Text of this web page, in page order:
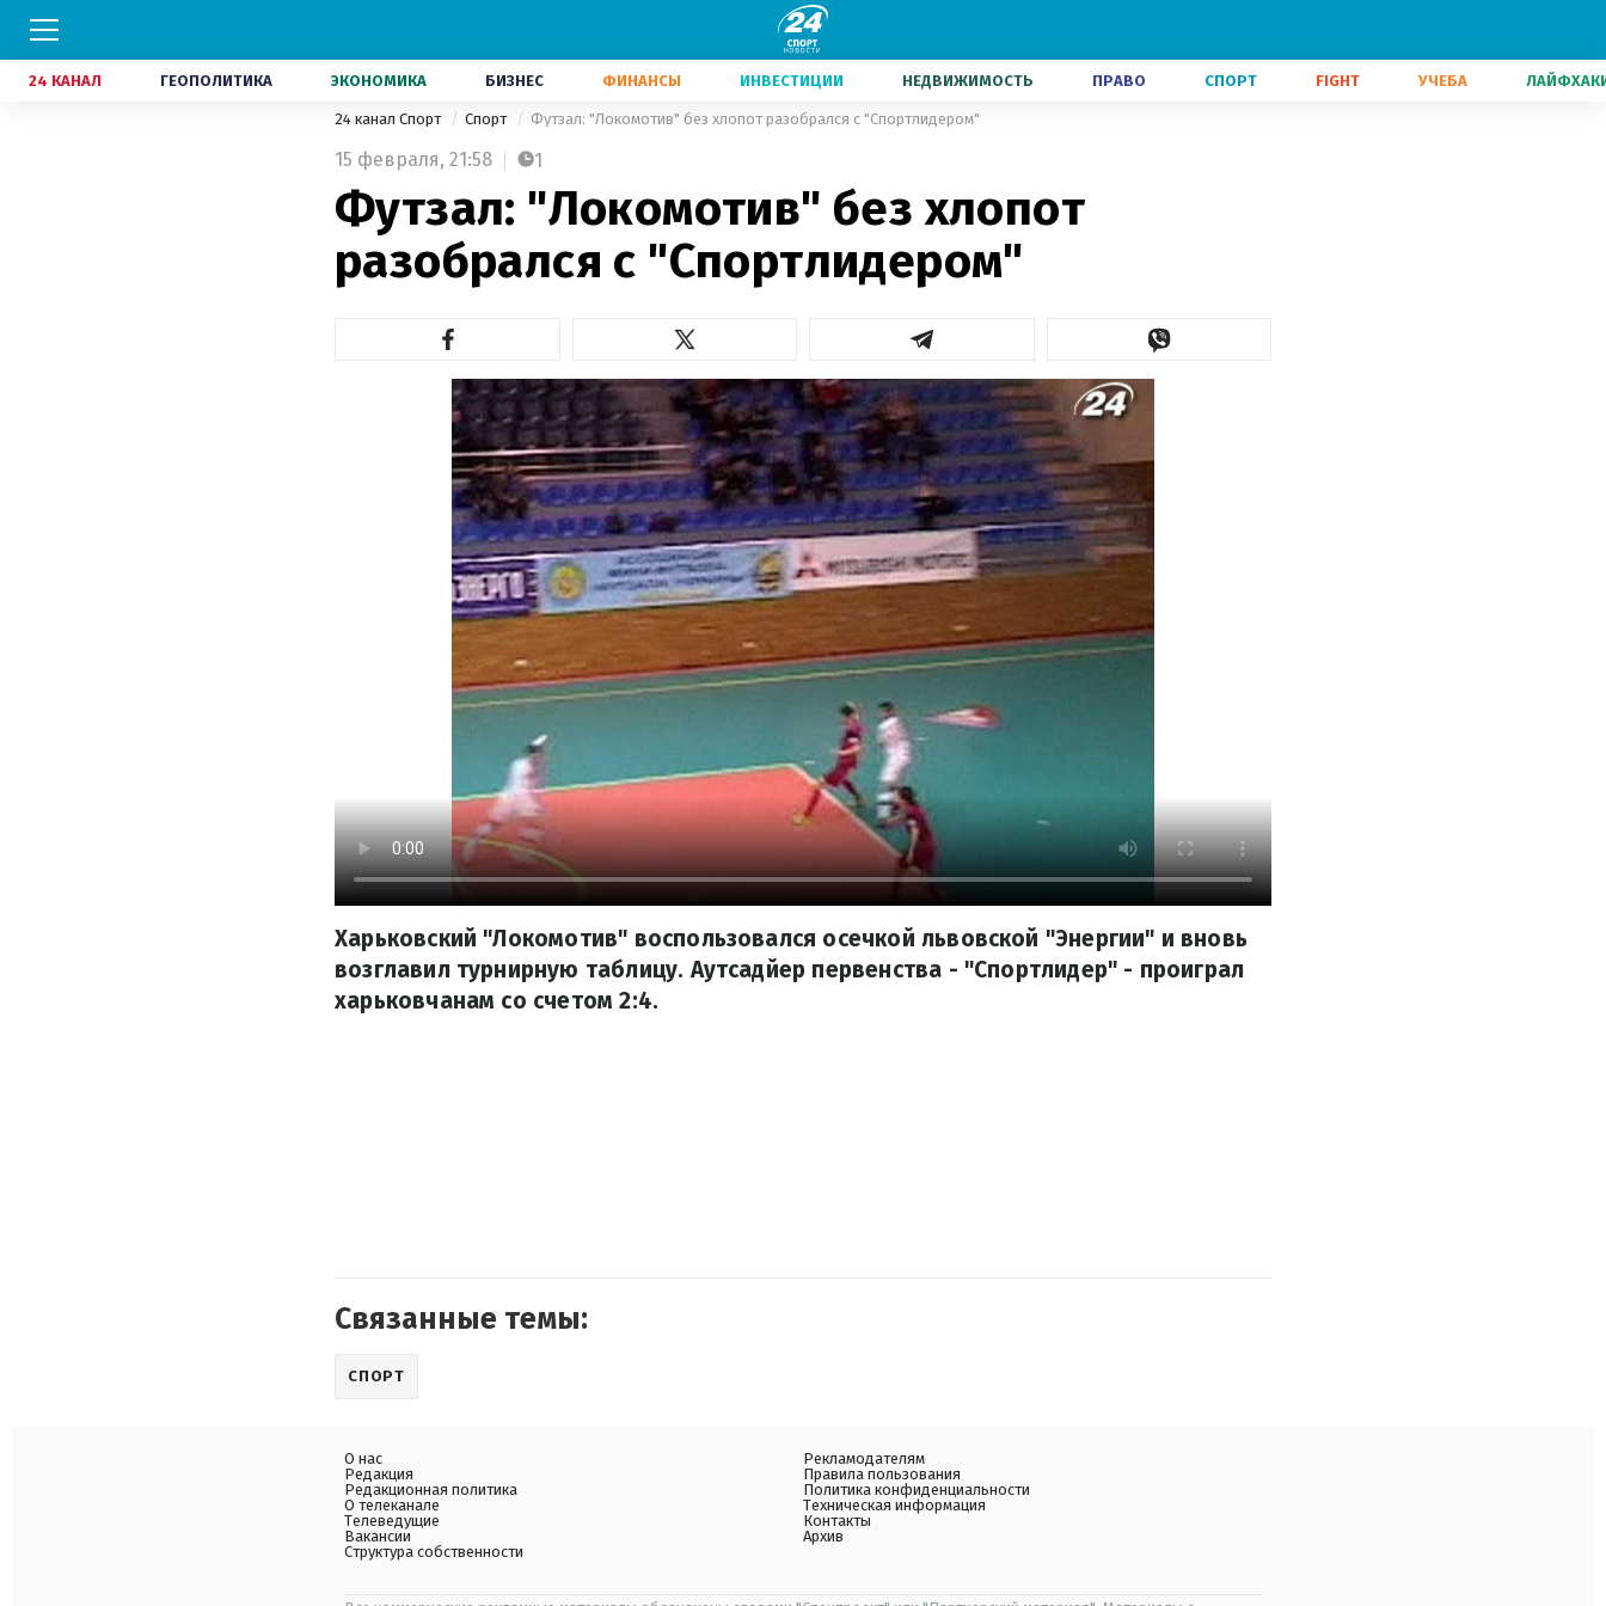
24 КАНАЛ ГЕОПОЛИТИКА ЭКОНОМИКА БИЗНЕС ФИНАНСЫ ИНВЕСТИЦИИ НЕДВИЖИМОСТЬ ПРАВО СПОРТ FIGHT УЧЕБА
24 канал Спорт Спорт Футзал: "Локомотив" без хлопот разобрался с "Спортлидером"
15 февраля, 21:58 1
Футзал: "Локомотив" без хлопот
разобрался с "Спортлидером"
Харьковский "Локомотив" воспользовался осечкой львовской "Энергии" и вновь
возглавил турнирную таблицу. Аутсадйер первенства - "Спортлидер" - проиграл
харьковчанам со счетом 2:4.
Связанные темы:
СПОРТ
О нас
Редакция
Редакционная политика
О телеканале
Телеведущие
Вакансии
Структура собственности
Рекламодателям
Правила пользования
Политика конфиденциальности
Техническая информация
Контакты
Архив